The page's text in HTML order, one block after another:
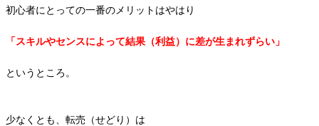
初心者にとっての一番のメリットはやはり
「スキルやセンスによって結果（利益）に差が生まれずらい」
というところ。
少なくとも、転売（せどり）は